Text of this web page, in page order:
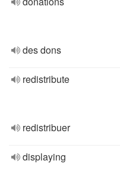
des dons
redistribute
redistribuer
displaying